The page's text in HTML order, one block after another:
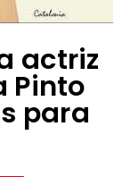
actriz
Pinto
para